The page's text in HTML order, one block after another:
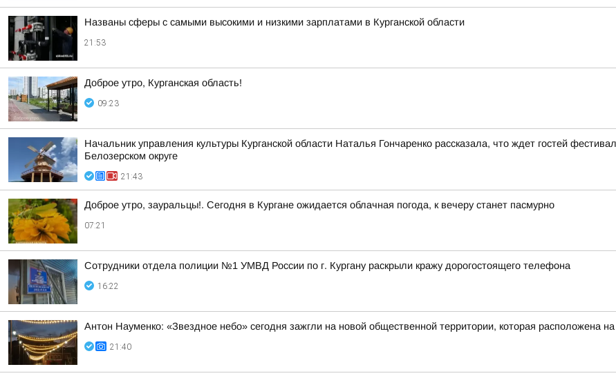
Названы сферы с самыми высокими и низкими зарплатами в Курганской области
21:53
Доброе утро, Курганская область!
09:23
Начальник управления культуры Курганской области Наталья Гончаренко рассказала, что ждет гостей
Белозерском округе
21:43
Доброе утро, зауральцы!. Сегодня в Кургане ожидается облачная погода, к вечеру станет пасмурно
07:21
Сотрудники отдела полиции №1 УМВД России по г. Кургану раскрыли кражу дорогостоящего телефона
16:22
Антон Науменко: «Звездное небо» сегодня зажгли на новой общественной территории, которая расположена
21:40